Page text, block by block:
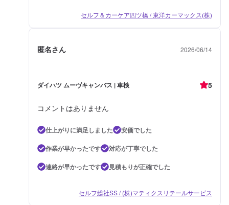
セルフ＆カーケア四ツ橋 / 東洋カーマックス(株)
匿名さん 2026/06/14
ダイハツ ムーヴキャンバス | 車検 5
コメントはありません
仕上がりに満足しました
安価でした
作業が早かったです
対応が丁寧でした
連絡が早かったです
見積もりが正確でした
セルフ総社SS / (株)マティクスリテールサービス